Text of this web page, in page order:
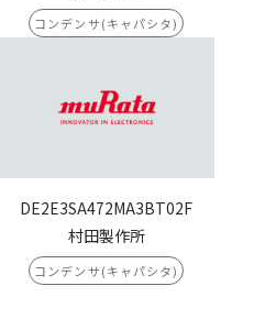
コンデンサ(キャパシタ)
DE2E3SA472MA3BT02F
村田製作所
コンデンサ(キャパシタ)